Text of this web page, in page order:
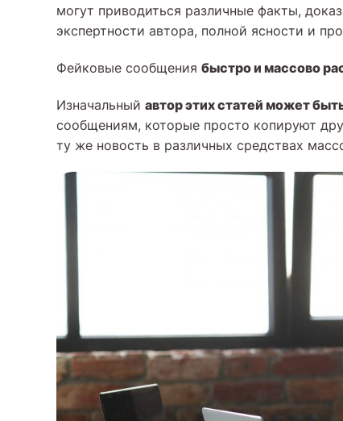
могут приводиться различные факты,
экспертности автора, полной ясности и
Фейковые сообщения быстро и массово
Изначальный автор этих статей может
сообщениям, которые просто копируют
ту же новость в различных средствах